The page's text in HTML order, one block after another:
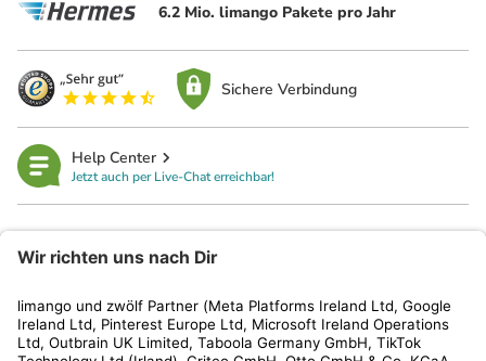
6.2 Mio. limango Pakete pro Jahr
Sichere Verbindung
Help Center
Jetzt auch per Live-Chat erreichbar!
Kundenservice